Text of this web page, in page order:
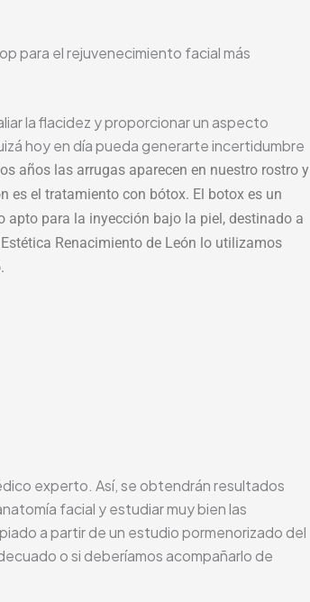
para el rejuvenecimiento facial más
la flacidez y proporcionar un aspecto
hoy en día pueda generarte incertidumbre
años las arrugas aparecen en nuestro rostro y
es el tratamiento con bótox. El botox es un
para la inyección bajo la piel, destinado a
Renacimiento de León lo utilizamos
.
experto. Así, se obtendrán resultados
facial y estudiar muy bien las
a partir de un estudio pormenorizado del
o si deberíamos acompañarlo de